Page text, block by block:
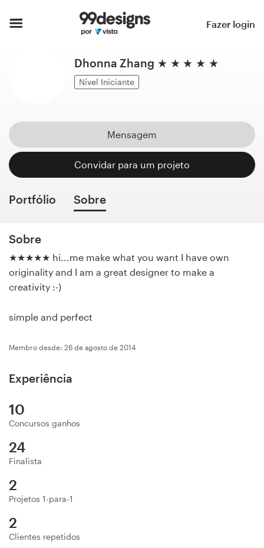
Fazer login
Dhonna Zhang ★ ★ ★ ★ ★
Nível Iniciante
Mensagem
Convidar para um projeto
Portfólio Sobre
Sobre
★★★★★ hi...me make what you want I have own
originality and I am a great designer to make a
creativity :-)
simple and perfect
Membro desde: 26 de agosto de 2014
Experiência
10
Concursos ganhos
24
Finalista
2
Projetos 1-para-1
2
Clientes repetidos
Página inicial
Como funciona
99designs Pro
de
Concursos de designs
Projetos 1-para-1
Veja inspirações
99designs Pro
Quero
um
Design de logotipos